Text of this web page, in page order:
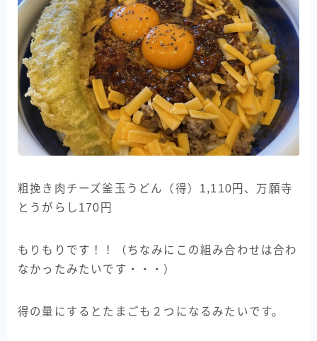
粗挽き肉チーズ釜玉うどん（得）1,110円、万願寺
とうがらし170円
もりもりです！！（ちなみにこの組み合わせは合わ
なかったみたいです・・・）
得の量にするとたまごも２つになるみたいです。